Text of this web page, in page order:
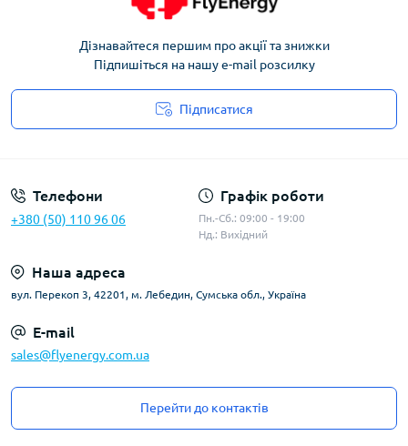
Дізнавайтеся першим про акції та знижки
Підпишіться на нашу e-mail розсилку
Підписатися
Телефони
+380 (50) 110 96 06
Графік роботи
Пн.-Сб.: 09:00 - 19:00
Нд.: Вихідний
Наша адреса
вул. Перекоп 3, 42201, м. Лебедин, Сумська обл., Україна
E-mail
sales@flyenergy.com.ua
Перейти до контактів